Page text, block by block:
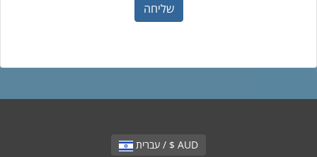
שליחה
עברית / $ AUD